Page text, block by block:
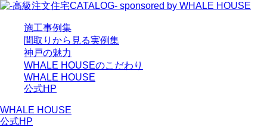
施工事例集
間取りから見る実例集
神戸の魅力
WHALE HOUSEのこだわり
WHALE HOUSE
公式HP
WHALE HOUSE
公式HP